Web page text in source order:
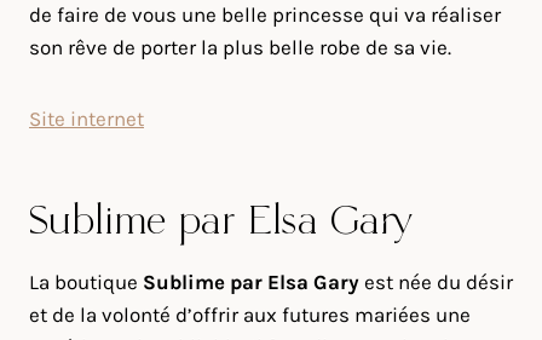
de faire de vous une belle princesse qui va réaliser
son rêve de porter la plus belle robe de sa vie.
Site internet
Sublime par Elsa Gary
La boutique Sublime par Elsa Gary est née du désir
et de la volonté d’offrir aux futures mariées une